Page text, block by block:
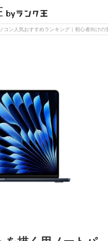
コン人気おすすめランキング｜初心者向けの